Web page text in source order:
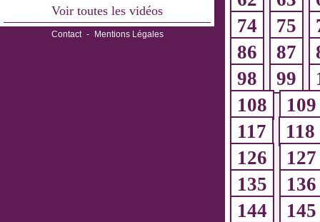
Voir toutes les vidéos
Contact - Mentions Légales
74
75
86
87
98
99
108
109
117
118
126
127
135
136
144
145